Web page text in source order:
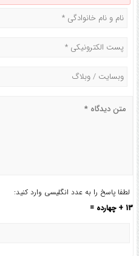
لطفا پاسخ را به عدد انگلیسی وارد کنید:
13 + چهارده =